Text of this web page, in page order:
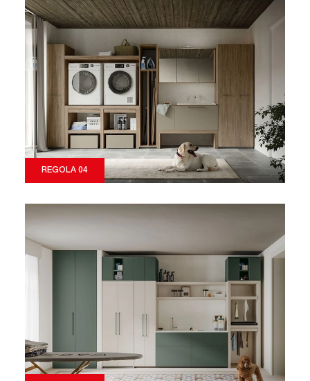
REGOLA 04